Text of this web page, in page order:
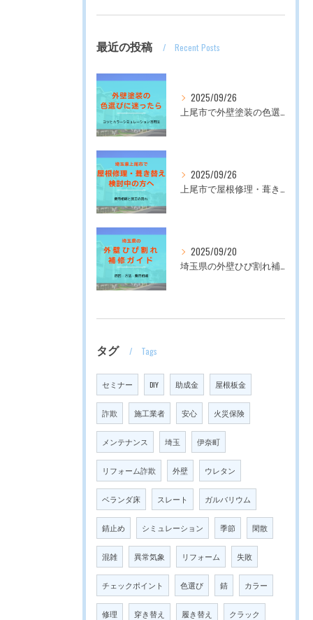
最近の投稿 Recent Posts
2025/09/26
2025/09/26
2025/09/20
タグ Tags
セミナー DIY 助成金 屋根板金
詐欺 施工業者 安心 火災保険
メンテナンス 埼玉 伊奈町
リフォーム詐欺 外壁 ウレタン
ベランダ床 スレート ガルバリウム
錆止め シミュレーション 季節 閑散
混雑 異常気象 リフォーム 失敗
チェックポイント 色選び 錆 カラー
修理 穿き替え 履き替え クラック